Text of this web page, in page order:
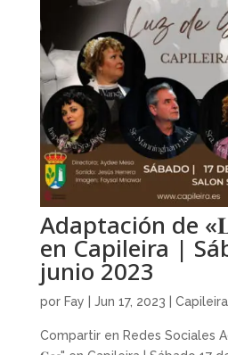
Adaptación de
en Capileira |
junio 2023
por Fay Jun 17, 2023 Capileira
Compartir en Redes Sociales